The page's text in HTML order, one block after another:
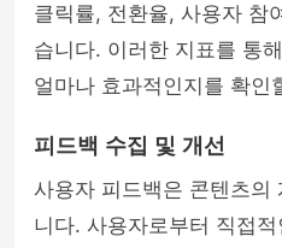
클릭률, 전환율, 사용자 참
습니다. 이러한 지표를 통
얼마나 효과적인지를 확인
피드백 수집 및 개선
사용자 피드백은 콘텐츠의
니다. 사용자로부터 직접